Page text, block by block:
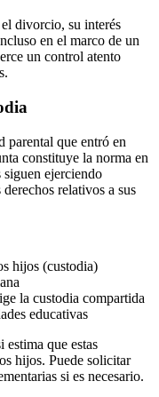
divorcio, su interés
en el marco de un
un control atento
parental que entró en
constituye la norma en
ejerciendo
relativos a sus
hijos (custodia)
la custodia compartida
educativas
que estas
hijos. Puede solicitar
si es necesario.